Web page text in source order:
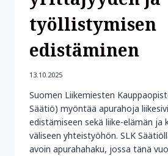
työllistymisen
edistäminen
13.10.2025
Suomen Liikemiesten
Säätiö) myöntää apurahoja
edistämiseen sekä liike-elämän ja
väliseen yhteistyöhön. SLK
avoin apurahahaku, jossa tänä